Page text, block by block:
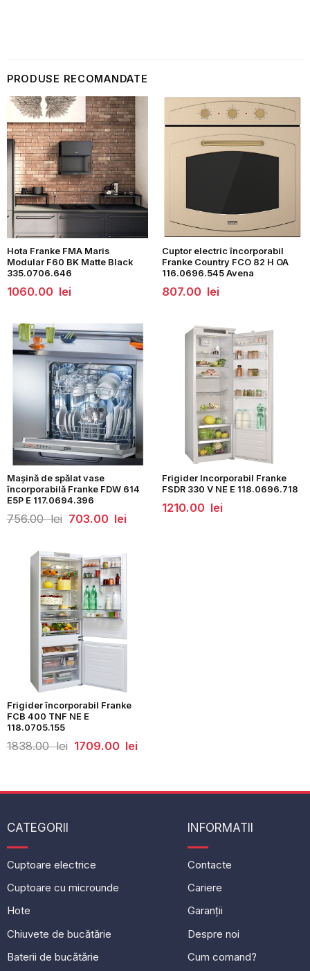
PRODUSE RECOMANDATE
Hota Franke FMA Maris
Modular F60 BK Matte Black
335.0706.646
1060.00 lei
Cuptor electric încorporabil
Franke Country FCO 82 H OA
116.0696.545 Avena
807.00 lei
Mașină de spălat vase
încorporabilă Franke FDW 614
E5P E 117.0694.396
756.00lei Prețul
inițial
lei.
703.00 leiPrețul
curent
Frigider Incorporabil Franke
FSDR 330 V NE E 118.0696.718
1210.00 lei
Frigider încorporabil Franke
FCB 400 TNF NE E
118.0705.155
1838.00lei Prețul
inițial
1709.00 leiPrețul
curent
CATEGORII
Cuptoare electrice
Cuptoare cu microunde
Hote
Chiuvete de bucătărie
Baterii de bucătărie
INFORMATII
Contacte
Cariere
Garanții
Despre noi
Cum comand?